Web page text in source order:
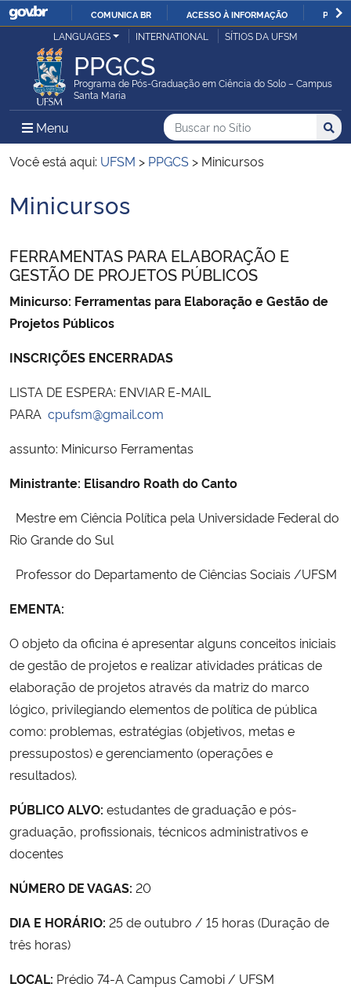
IR
O
COMUNICA BR ACESSO À INFORMAÇÃO
Ministério da Justiça e Segurança Pública
Ministério da Defesa
Ministério das Relações Exteriores
Ministério da Economia
Ministério da Agricultura, Pecuária e Abastecimento
Ministério da Educação
Ministério da Cidadania
Ministério de Minas e Energia
Ministério da Ciência, Tecnologia, Inovações e Comunicações
Ministério do Turismo
Ministério do Desenvolvimento Regional
Ministério da Mulher, da Família e dos Direitos Humanos
Secretaria-Geral
Secretaria de Governo
Planalto
LANGUAGES INTERNATIONAL SÍTIOS DA UFSM
PPGCS
Programa de Pós-Graduação em Ciência do Solo – Campus
Santa Maria
Menu Menu Principal do Sítio
Busca
Buscar no no Sítio
Busca:
Você está aqui: UFSM > PPGCS > Minicursos
Início do conteúdo
Minicursos
FERRAMENTAS PARA ELABORAÇÃO E
GESTÃO DE PROJETOS PÚBLICOS
Minicurso: Ferramentas para Elaboração e Gestão de
Projetos Públicos
INSCRIÇÕES ENCERRADAS
LISTA DE ESPERA: ENVIAR E-MAIL
PARA cpufsm@gmail.com
assunto: Minicurso Ferramentas
Ministrante: Elisandro Roath do Canto
Mestre em Ciência Política pela Universidade Federal do
Rio Grande do Sul
Professor do Departamento de Ciências Sociais /UFSM
EMENTA:
O objeto da oficina é apresentar alguns conceitos iniciais
de gestão de projetos e realizar atividades práticas de
elaboração de projetos através da matriz do marco
lógico, privilegiando elementos de política de pública
como: problemas, estratégias (objetivos, metas e
pressupostos) e gerenciamento (operações e
resultados).
PÚBLICO ALVO: estudantes de graduação e pós-
graduação, profissionais, técnicos administrativos e
docentes
NÚMERO DE VAGAS: 20
DIA E HORÁRIO: 25 de outubro / 15 horas (Duração de
três horas)
LOCAL: Prédio 74-A Campus Camobi / UFSM